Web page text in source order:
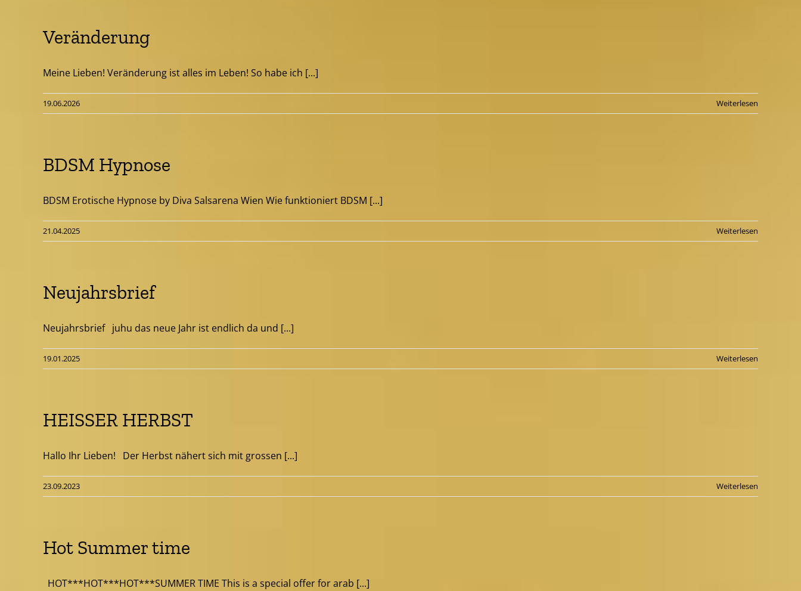
Veränderung
Meine Lieben! Veränderung ist alles im Leben! So habe ich [...]
19.06.2026 Weiterlesen
BDSM Hypnose
BDSM Erotische Hypnose by Diva Salsarena Wien Wie funktioniert BDSM [...]
21.04.2025 Weiterlesen
Neujahrsbrief
Neujahrsbrief juhu das neue Jahr ist endlich da und [...]
19.01.2025 Weiterlesen
HEISSER HERBST
Hallo Ihr Lieben! Der Herbst nähert sich mit grossen [...]
23.09.2023 Weiterlesen
Hot Summer time
HOT***HOT***HOT***SUMMER TIME This is a special offer for arab [...]